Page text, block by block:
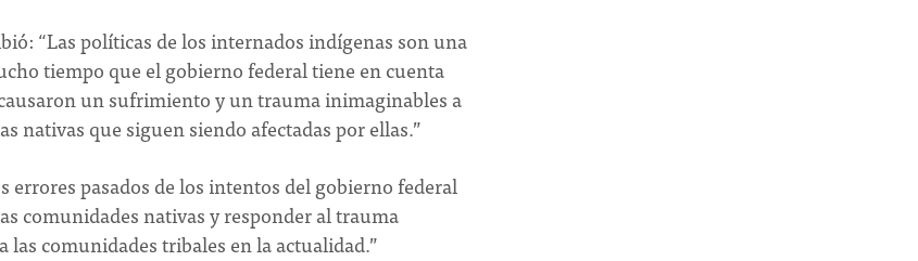
“Las políticas de los internados indígenas son una
tiempo que el gobierno federal tiene en cuenta
un sufrimiento y un trauma inimaginables a
nativas que siguen siendo afectadas por ellas.”
pasados ​​de los intentos del gobierno federal
comunidades nativas y responder al trauma
comunidades tribales en la actualidad.”